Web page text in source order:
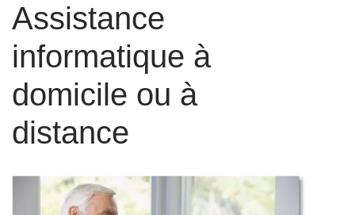
Assistance
informatique à
domicile ou à
distance